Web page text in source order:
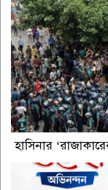
হাসিনার